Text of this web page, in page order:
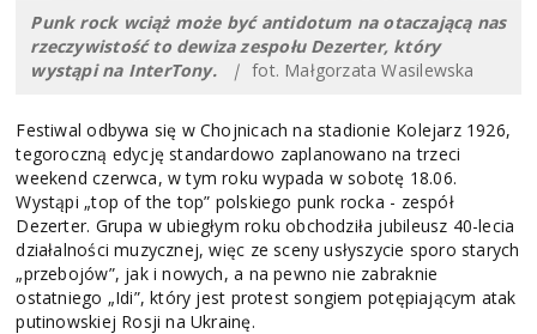
Punk rock wciąż może być antidotum na otaczającą nas
rzeczywistość to dewiza zespołu Dezerter, który
wystąpi na InterTony.| fot. Małgorzata Wasilewska
Festiwal odbywa się w Chojnicach na stadionie Kolejarz 1926,
tegoroczną edycję standardowo zaplanowano na trzeci
weekend czerwca, w tym roku wypada w sobotę 18.06.
Wystąpi „top of the top” polskiego punk rocka - zespół
Dezerter. Grupa w ubiegłym roku obchodziła jubileusz 40-lecia
działalności muzycznej, więc ze sceny usłyszycie sporo starych
„przebojów”, jak i nowych, a na pewno nie zabraknie
ostatniego „Idi”, który jest protest songiem potępiającym atak
putinowskiej Rosji na Ukrainę.